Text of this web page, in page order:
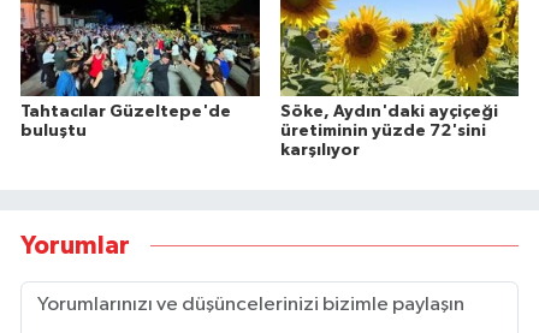
Tahtacılar Güzeltepe'de
buluştu
Söke, Aydın'daki ayçiçeği
üretiminin yüzde 72'sini
karşılıyor
Yorumlar